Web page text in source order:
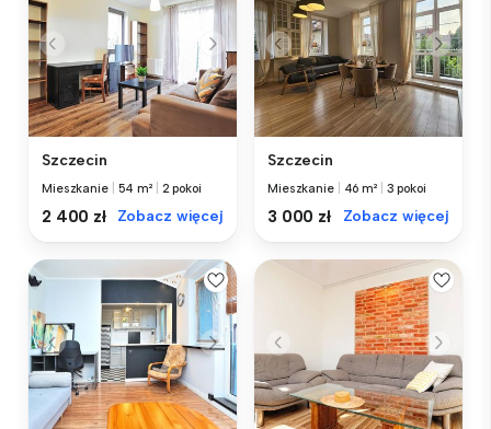
Szczecin
Mieszkanie 54 m² 2 pokoi
2 400 zł Zobacz więcej
Szczecin
Mieszkanie 46 m² 3 pokoi
3 000 zł Zobacz więcej